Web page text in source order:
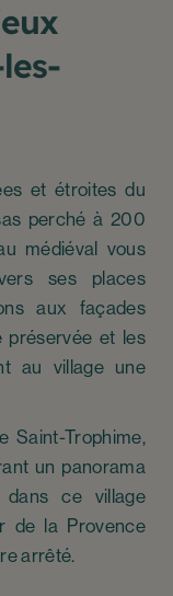
et étroites du
perché à 200
médiéval vous
ses places
aux façades
préservée et les
au village une
Saint-Trophime,
un panorama
dans ce village
de la Provence
arrêté.